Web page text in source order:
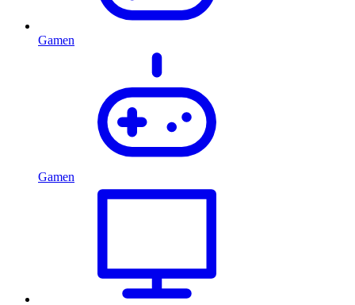
Gamen
Gamen